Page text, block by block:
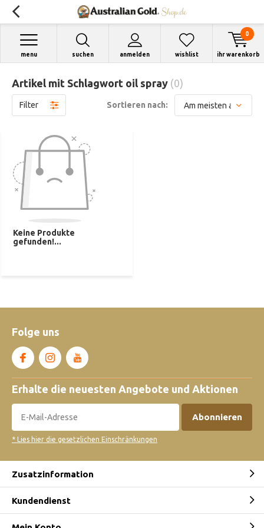
suchen anmelden
menu wishlist ihr warenkorb
0
Artikel mit Schlagwort oil spray (0)
Filter Sortieren nach:
Keine Produkte
gefunden!...
Folge uns
Erhalte die neuesten Angebote und Aktionen
Abonnieren
* Lies hier die gesetzlichen Einschränkungen
Zusatzinformation
Kundendienst